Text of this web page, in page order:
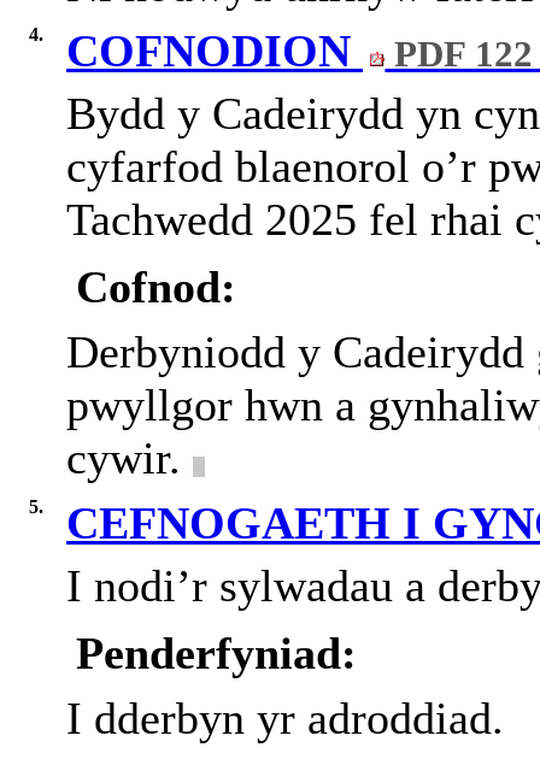
4. COFNODION PDF
Bydd y Cadeirydd yn
cyfarfod blaenorol o’r
Tachwedd 2025 fel rhai
Cofnod:
Derbyniodd y
pwyllgor hwn a
cywir.
5.
CEFNOGAETH I
I nodi’r sylwadau a
Penderfyniad:
I dderbyn yr adroddiad.